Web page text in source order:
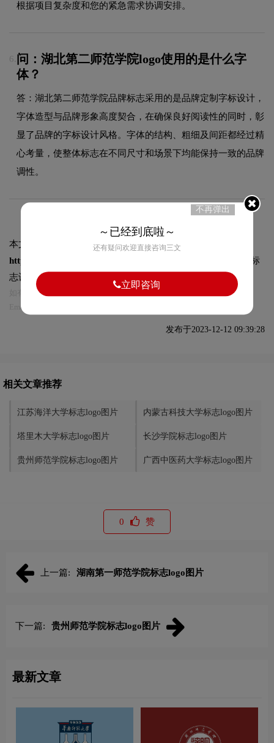
根据项目复杂度和您的紧急需求协调安排。
6. 问：湖北第二师范学院logo使用的是什么字
体？
答：湖北第二师范学院品牌标志采用的是品牌定制字标设计，
字体造型与品牌形象高度契合，在确保良好阅读性的同时，彰
显了品牌的字标设计风格。字体的结构、粗细及间距都经过精
心考量，使整体标志在不同尺寸和场景下均能保持一致的品牌
调性。
本文标题和链接
湖北第二师范学院标志logo图片:
https://logo9.net/works/11979.html
转载时请注明出处为诗宸标
志设计及本链接!
如有内容侵犯您的合法权益，请及时与我们联系
Email:75696531@qq.com，我们将第一时间安排删除。
发布于2023-12-12 09:39:28
相关文章推荐
江苏海洋大学标志logo图片 内蒙古科技大学标志logo图片
塔里木大学标志logo图片 长沙学院标志logo图片
贵州师范学院标志logo图片 广西中医药大学标志logo图片
0 赞
上一篇: 湖南第一师范学院标志logo图片
下一篇: 贵州师范学院标志logo图片
最新文章
不再弹出
～已经到底啦～
还有疑问欢迎直接咨询三文
立即咨询